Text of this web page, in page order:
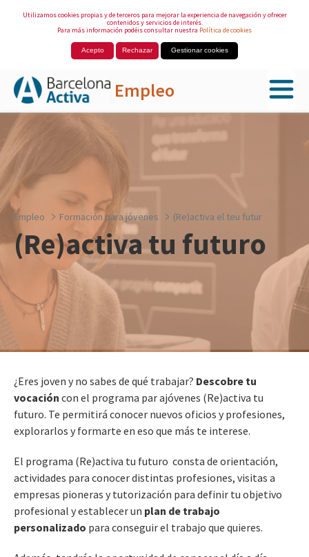
Utilizamos cookies propias y de terceros para mejorar la experiencia de navegación y ofrecer
contenidos y servicios de interés.
Para más información podéis consultar nuestra Política de cookies
Acepto Rechazar Gestionar cookies
Empleo
Saltar al contenido principal
Empleo Formación para jóvenes (Re)activa el teu futur
(Re)activa tu futuro
¿Eres joven y no sabes de qué trabajar? Descobre tu
vocación con el programa par ajóvenes (Re)activa tu
futuro. Te permitirá conocer nuevos oficios y profesiones,
explorarlos y formarte en eso que más te interese.
El programa (Re)activa tu futuro consta de orientación,
actividades para conocer distintas profesiones, visitas a
empresas pioneras y tutorización para definir tu objetivo
profesional y establecer un plan de trabajo
personalizado para conseguir el trabajo que quieres.